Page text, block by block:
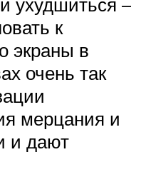
к
экраны в
очень так
мерцания и
и дают